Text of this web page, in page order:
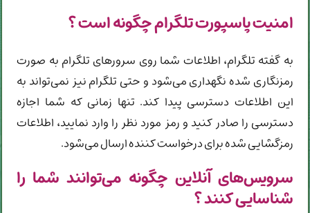
امنیت پاسپورت تلگرام چگونه است ؟
به گفته تلگرام، اطلاعات شما روی سرورهای تلگرام به صورت
رمزنگاری شده نگهداری می‌شود و حتی تلگرام نیز نمی‌تواند به
این اطلاعات دسترسی پیدا کند. تنها زمانی که شما اجازه
دسترسی را صادر کنید و رمز مورد نظر را وارد نمایید، اطلاعات
رمزگشایی شده برای درخواست کننده ارسال می‌شود.
سرویس‌های آنلاین چگونه می‌توانند شما را
شناسایی کنند ؟